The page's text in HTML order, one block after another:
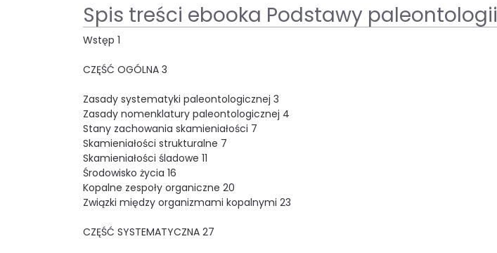
Spis treści ebooka Podstawy paleontologii
Wstęp 1
CZĘŚĆ OGÓLNA 3
Zasady systematyki paleontologicznej 3
Zasady nomenklatury paleontologicznej 4
Stany zachowania skamieniałości 7
Skamieniałości strukturalne 7
Skamieniałości śladowe 11
Środowisko życia 16
Kopalne zespoły organiczne 20
Związki między organizmami kopalnymi 23
CZĘŚĆ SYSTEMATYCZNA 27